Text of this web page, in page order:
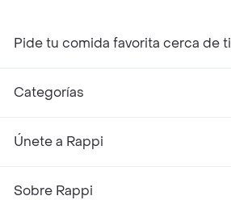
Pide tu comida favorita cerca de ti
Categorías
Únete a Rappi
Sobre Rappi